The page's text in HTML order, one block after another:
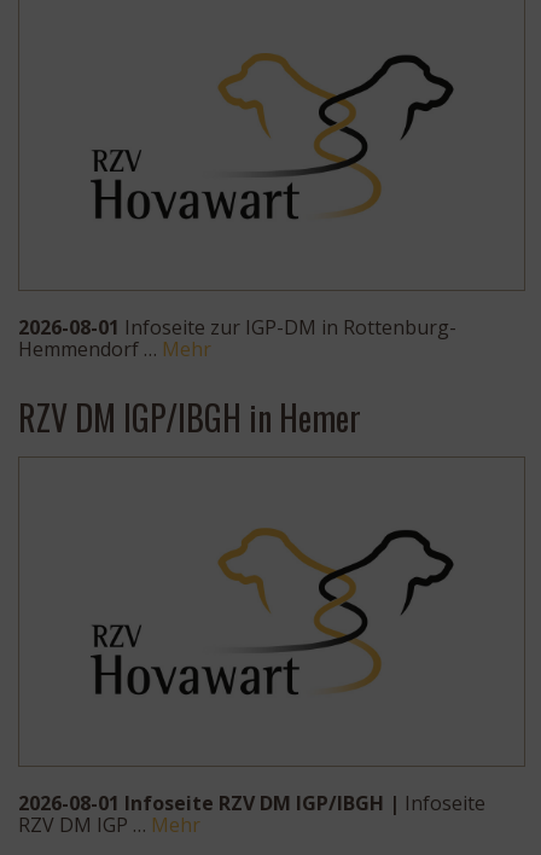
2026-08-01 Infoseite zur IGP-DM in Rottenburg-
Hemmendorf … Mehr
RZV DM IGP/IBGH in Hemer
2026-08-01 Infoseite RZV DM IGP/IBGH | Infoseite
RZV DM IGP … Mehr